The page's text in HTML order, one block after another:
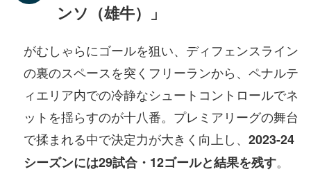
ンソ（雄牛）」
がむしゃらにゴールを狙い、ディフェンスライン
の裏のスペースを突くフリーランから、ペナルテ
ィエリア内での冷静なシュートコントロールでネ
ットを揺らすのが十八番。プレミアリーグの舞台
で揉まれる中で決定力が大きく向上し、 2023-24
シーズンには29試合・12ゴールと結果を残す。